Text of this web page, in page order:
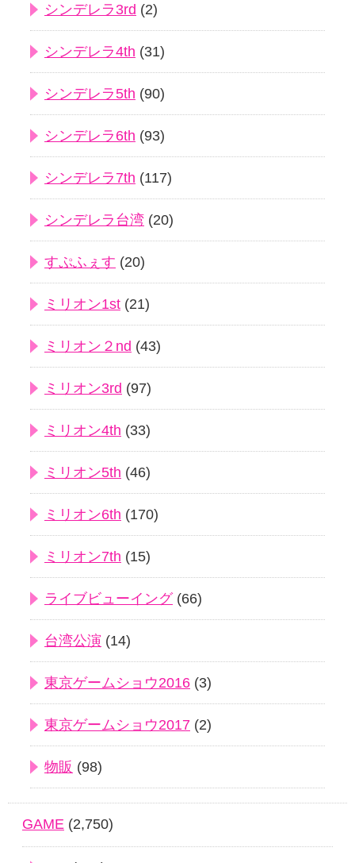
シンデレラ3rd (2)
シンデレラ4th (31)
シンデレラ5th (90)
シンデレラ6th (93)
シンデレラ7th (117)
シンデレラ台湾 (20)
すぷふぇす (20)
ミリオン1st (21)
ミリオン２nd (43)
ミリオン3rd (97)
ミリオン4th (33)
ミリオン5th (46)
ミリオン6th (170)
ミリオン7th (15)
ライブビューイング(66)
台湾公演 (14)
東京ゲームショウ2016 (3)
東京ゲームショウ2017 (2)
物販 (98)
GAME (2,750)